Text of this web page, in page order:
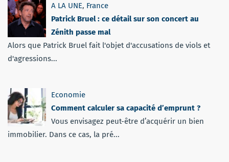
A LA UNE, France
Patrick Bruel : ce détail sur son concert au
Zénith passe mal
Alors que Patrick Bruel fait l'objet d'accusations de viols et
d'agressions...
Economie
Comment calculer sa capacité d’emprunt ?
Vous envisagez peut-être d’acquérir un bien
immobilier. Dans ce cas, la pré...